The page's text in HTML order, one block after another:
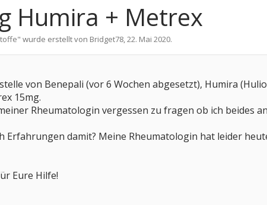
Humira + Metrex
" wurde erstellt von Bridget78,22. Mai 2020.
von Benepali (vor 6 Wochen abgesetzt), Humira
15mg.
Rheumatologin vergessen zu fragen ob ich beides
Erfahrungen damit? Meine Rheumatologin hat leider
Eure Hilfe!